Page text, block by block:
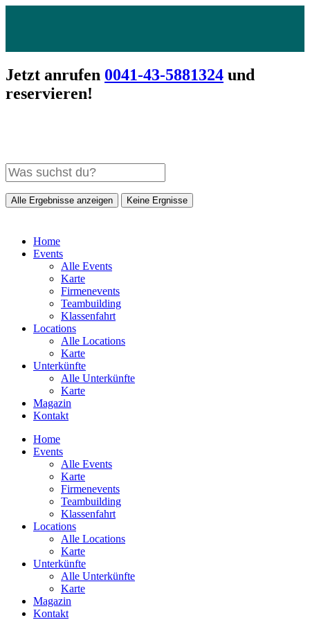
Jetzt anrufen 0041-43-5881324 und
reservieren!
Alle Ergebnisse anzeigen Keine Ergnisse
Home
Events
Alle Events
Karte
Firmenevents
Teambuilding
Klassenfahrt
Locations
Alle Locations
Karte
Unterkünfte
Alle Unterkünfte
Karte
Magazin
Kontakt
Home
Events
Alle Events
Karte
Firmenevents
Teambuilding
Klassenfahrt
Locations
Alle Locations
Karte
Unterkünfte
Alle Unterkünfte
Karte
Magazin
Kontakt